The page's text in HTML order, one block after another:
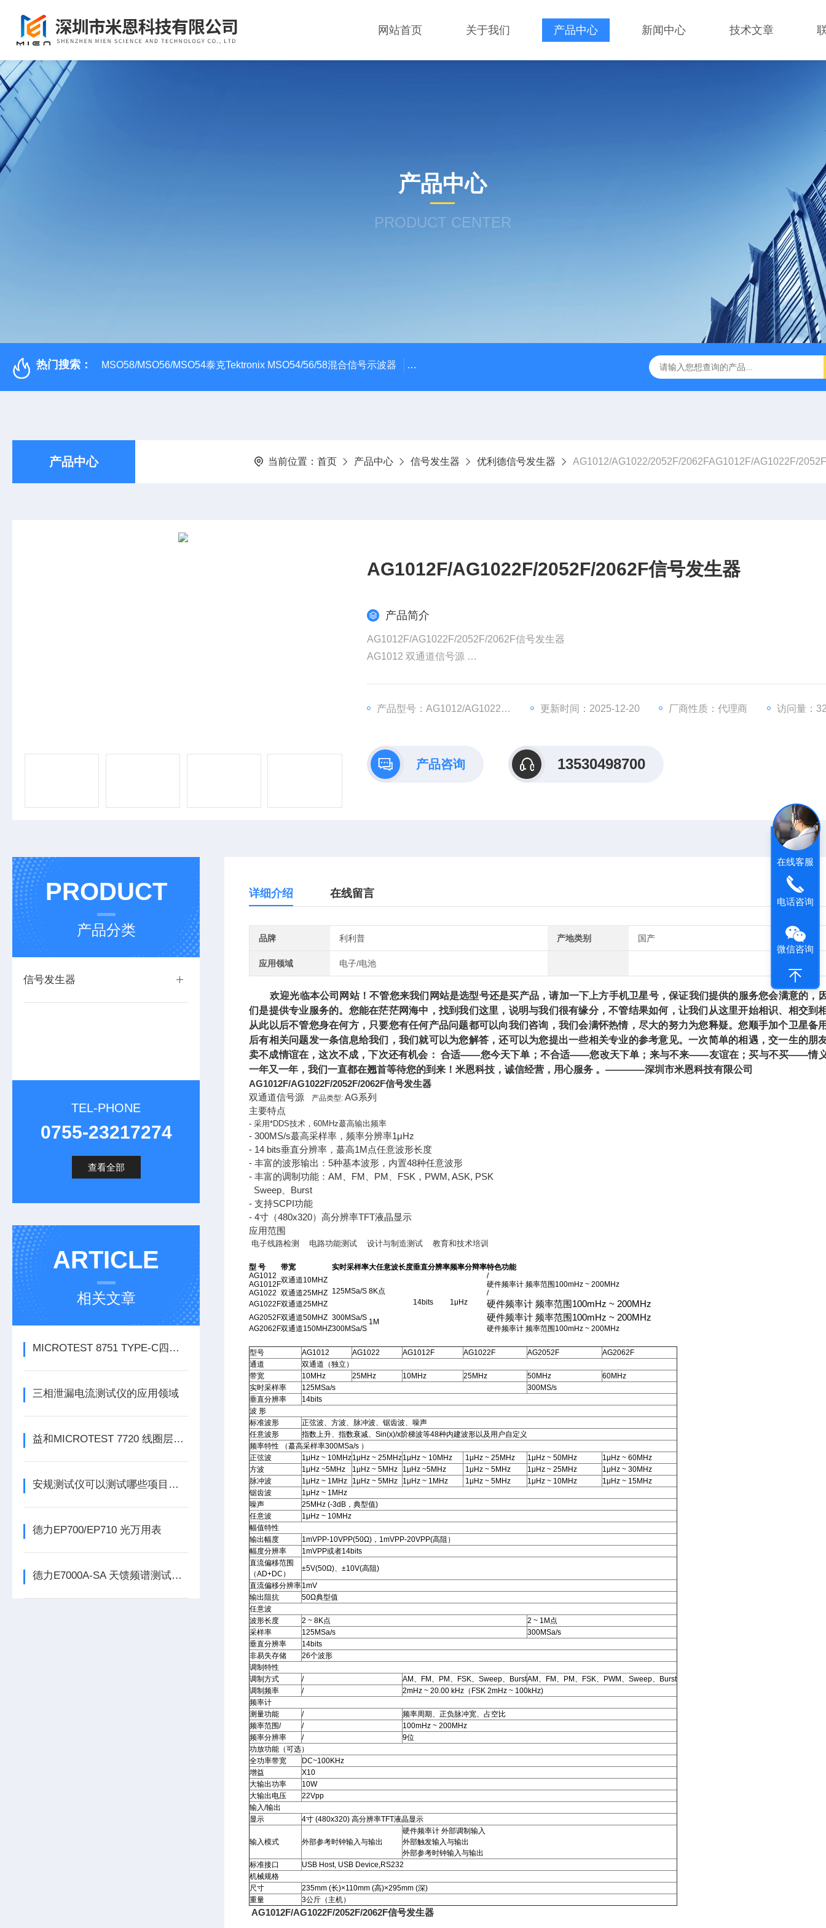
网站首页 关于我们 产品中心 新闻中心 技术文章
产品中心
PRODUCT CENTER
热门搜索： MSO58/MSO56/MSO54泰克Tektronix MSO54/56/58混合信号示波器 ME045/ME085/ME150PCB TDR特性阻抗测试仪 3380/3380P/3380D致茂Chroma 3380/
产品中心 当前位置： 首页 产品中心 信号发生器 优利德信号发生器 AG1012/AG1022/2052F/2062FAG1012F/AG1022F/2052F/2062F信号
AG1012F/AG1022F/2052F/2062F信号发生器
产品简介
AG1012F/AG1022F/2052F/2062F信号发生器
AG1012 双通道信号源
AG1022F 双通道信号源
产品型号：AG1012/AG1022/2052F/2062F 更新时间：2025-12-20 厂商性质：代理商 访问量：
产品咨询 13530498700
PRODUCT
产品分类
信号发生器
TEL-PHONE
0755-23217274
查看全部
ARTICLE
相关文章
MICROTEST 8751 TYPE-C四线式线材测试仪
三相泄漏电流测试仪的应用领域
益和MICROTEST 7720 线圈层间短路测试仪
安规测试仪可以测试哪些项目呢？看看本篇吧
德力EP700/EP710 光万用表
德力E7000A-SA 天馈频谱测试仪（4.4GHz）
详细介绍 在线留言
品牌 利利普 产地类别 国产
应用领域 电子/电池
欢迎光临本公司网站！不管您来我们网站是选型号还是买产品，请加一下上方手机卫星号，保证我们提供的服务您会满意的，
们是提供专业服务的。您能在茫茫网海中，找到我们这里，说明与我们很有缘分，不管结果如何，让我们从这里开始相识、相交到
从此以后不管您身在何方，只要您有任何产品问题都可以向我们咨询，我们会满怀热情，尽大的努力为您释疑。您顺手加个卫星备
后有相关问题发一条信息给我们，我们就可以为您解答，还可以为您提出一些相关专业的参考意见。一次简单的相遇，交一生的朋
卖不成情谊在，这次不成，下次还有机会： 合适——您今天下单；不合适——您改天下单；来与不来——友谊在；买与不买——情
一年又一年，我们一直都在翘首等待您的到来！米恩科技，诚信经营，用心服务 。————深圳市米恩科技有限公司
AG1012F/AG1022F/2052F/2062F信号发生器
双通道信号源
产品类型: AG系列
主要特点
- 采用*DDS技术，60MHz蕞高输出频率
- 300MS/s蕞高采样率，频率分辨率1μHz
- 14 bits垂直分辨率，蕞高1M点任意波形长度
- 丰富的波形输出：5种基本波形，内置48种任意波形
- 丰富的调制功能：AM、FM、PM、FSK，PWM, ASK, PSK
Sweep、Burst
- 支持SCPI功能
- 4寸（480x320）高分辨率TFT液晶显示
应用范围
电子线路检测 电路功能测试 设计与制造测试 教育和技术培训
型 号 带宽 实时采样率大任意波长度垂直分辨率频率分辩率特色功能
AG1012 双通道10MHZ
125MSa/S 8K点
14bits
1μHz
/
AG1012F
硬件频率计 频率范围100mHz ~ 200MHz
AG1022 双通道25MHZ
/
AG1022F双通道25MHZ 硬件频率计 频率范围100mHz ~ 200MHz
AG2052F双通道50MHZ 300MSa/S 1M 硬件频率计 频率范围100mHz ~ 200MHz
AG2062F双通道150MHZ300MSa/S 硬件频率计 频率范围100mHz ~ 200MHz
型号 AG1012 AG1022 AG1012F AG1022F AG2052F
AG2062F
通道
双通道（独立）
带宽
10MHz 25MHz 10MHz 25MHz 50MHz
60MHz
实时采样率
125MSa/s
300MS/s
垂直分辨率
14bits
波 形
标准波形
正弦波、方波、脉冲波、锯齿波、噪声
任意波形
指数上升、指数衰减、Sin(x)/x阶梯波等48种内建波形以及用户自定义
频率特性 （蕞高采样率300MSa/s ）
正弦波
1μHz ~ 10MHz1μHz ~ 25MHz1μHz ~ 10MHz 1μHz ~ 25MHz 1μHz ~ 50MHz
1μHz ~ 60MHz
方波
1μHz ~5MHz 1μHz ~ 5MHz 1μHz ~5MHz 1μHz ~ 5MHz 1μHz ~ 25MHz
1μHz ~ 30MHz
脉冲波
1μHz ~ 1MHz 1μHz ~ 5MHz 1μHz ~ 1MHz 1μHz ~ 5MHz 1μHz ~ 10MHz
1μHz ~ 15MHz
锯齿波
1μHz ~ 1MHz
噪声
25MHz (-3dB，典型值)
任意波
1μHz ~ 10MHz
幅值特性
输出幅度
1mVPP-10VPP(50Ω)，1mVPP-20VPP(高阻）
幅度分辨率
1mVPP或者14bits
直流偏移范围
（AD+DC）
±5V(50Ω)、±10V(高阻)
直流偏移分辨率1mV
输出阻抗
50Ω典型值
任意波
波形长度
2 ~ 8K点
2 ~ 1M点
采样率
125MSa/s
300MSa/s
垂直分辨率
14bits
非易失存储
26个波形
调制特性
调制方式
/ AM、FM、PM、FSK、Sweep、BurstAM、FM、PM、FSK、PWM、Sweep、Burst
调制频率
/
2mHz ~ 20.00 kHz（FSK 2mHz ~ 100kHz)
频率计
测量功能
/
频率周期、正负脉冲宽、占空比
频率范围/
/
100mHz ~ 200MHz
频率分辨率
/
9位
功放功能（可选）
全功率带宽
DC~100KHz
增益
X10
大输出功率
10W
大输出电压
22Vpp
输入/输出
显示
4寸 (480x320) 高分辨率TFT液晶显示
输入模式 外部参考时钟输入与输出
硬件频率计 外部调制输入
外部触发输入与输出
外部参考时钟输入与输出
标准接口
USB Host, USB Device,RS232
机械规格
尺寸
235mm (长)×110mm (高)×295mm (深)
重量
3公斤（主机）
AG1012F/AG1022F/2052F/2062F信号发生器
在线客服
电话咨询
微信咨询